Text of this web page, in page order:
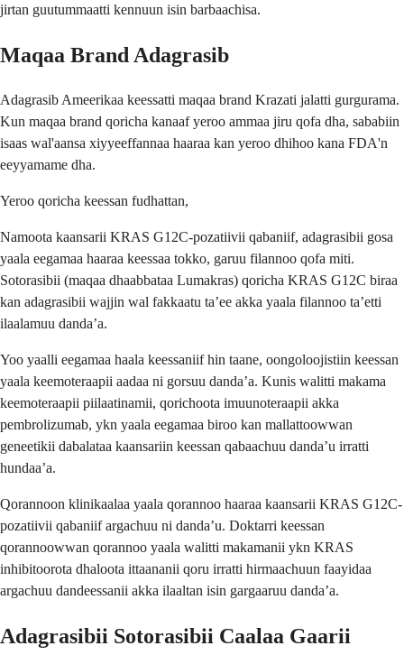
jirtan guutummaatti kennuun isin barbaachisa.
Maqaa Brand Adagrasib
Adagrasib Ameerikaa keessatti maqaa brand Krazati jalatti gurgurama.
Kun maqaa brand qoricha kanaaf yeroo ammaa jiru qofa dha, sababiin
isaas wal'aansa xiyyeeffannaa haaraa kan yeroo dhihoo kana FDA'n
eeyyamame dha.
Yeroo qoricha keessan fudhattan,
Namoota kaansarii KRAS G12C-pozatiivii qabaniif, adagrasibii gosa
yaala eegamaa haaraa keessaa tokko, garuu filannoo qofa miti.
Sotorasibii (maqaa dhaabbataa Lumakras) qoricha KRAS G12C biraa
kan adagrasibii wajjin wal fakkaatu ta’ee akka yaala filannoo ta’etti
ilaalamuu danda’a.
Yoo yaalli eegamaa haala keessaniif hin taane, oongoloojistiin keessan
yaala keemoteraapii aadaa ni gorsuu danda’a. Kunis walitti makama
keemoteraapii piilaatinamii, qorichoota imuunoteraapii akka
pembrolizumab, ykn yaala eegamaa biroo kan mallattoowwan
geneetikii dabalataa kaansariin keessan qabaachuu danda’u irratti
hundaa’a.
Qorannoon klinikaalaa yaala qorannoo haaraa kaansarii KRAS G12C-
pozatiivii qabaniif argachuu ni danda’u. Doktarri keessan
qorannoowwan qorannoo yaala walitti makamanii ykn KRAS
inhibitoorota dhaloota ittaananii qoru irratti hirmaachuun faayidaa
argachuu dandeessanii akka ilaaltan isin gargaaruu danda’a.
Adagrasibii Sotorasibii Caalaa Gaarii